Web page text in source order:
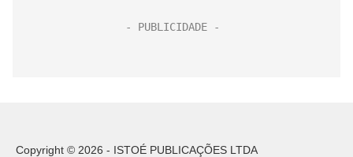
Copyright © 2026 - ISTOÉ PUBLICAÇÕES LTDA